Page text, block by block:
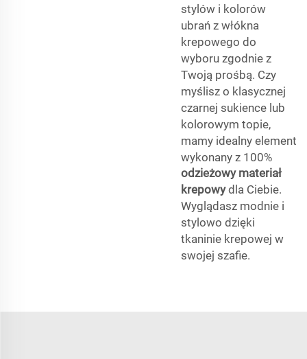
stylów i kolorów
ubrań z włókna
krepowego do
wyboru zgodnie z
Twoją prośbą. Czy
myślisz o klasycznej
czarnej sukience lub
kolorowym topie,
mamy idealny element
wykonany z 100%
odzieżowy materiał
krepowydla Ciebie.
Wyglądasz modnie i
stylowo dzięki
tkaninie krepowej w
swojej szafie.